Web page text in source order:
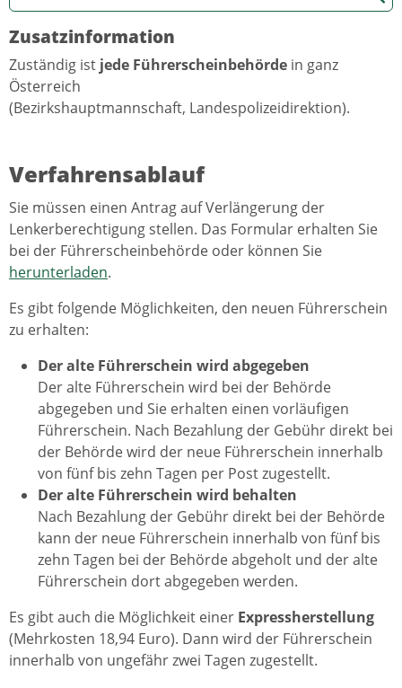
Zusatzinformation
Zuständig ist jede Führerscheinbehörde in ganz
Österreich
(Bezirkshauptmannschaft, Landespolizeidirektion).
Verfahrensablauf
Sie müssen einen Antrag auf Verlängerung der
Lenkerberechtigung stellen. Das Formular erhalten Sie
bei der Führerscheinbehörde oder können Sie
herunterladen.
Es gibt folgende Möglichkeiten, den neuen Führerschein
zu erhalten:
Der alte Führerschein wird abgegeben
Der alte Führerschein wird bei der Behörde
abgegeben und Sie erhalten einen vorläufigen
Führerschein. Nach Bezahlung der Gebühr direkt bei
der Behörde wird der neue Führerschein innerhalb
von fünf bis zehn Tagen per Post zugestellt.
Der alte Führerschein wird behalten
Nach Bezahlung der Gebühr direkt bei der Behörde
kann der neue Führerschein innerhalb von fünf bis
zehn Tagen bei der Behörde abgeholt und der alte
Führerschein dort abgegeben werden.
Es gibt auch die Möglichkeit einer Expressherstellung
(Mehrkosten 18,94 Euro). Dann wird der Führerschein
innerhalb von ungefähr zwei Tagen zugestellt.